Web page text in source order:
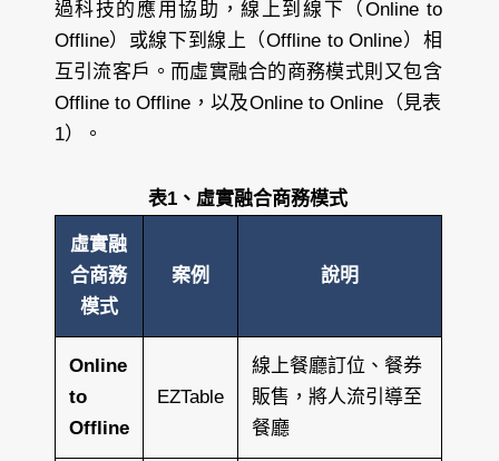
過科技的應用協助，線上到線下（Online to
Offline）或線下到線上（Offline to Online）相
互引流客戶。而虛實融合的商務模式則又包含
Offline to Offline，以及Online to Online（見表
1）。
表1、虛實融合商務模式
虛實融
合商務
模式
案例 說明
Online
to
Offline
EZTable
線上餐廳訂位、餐券
販售，將人流引導至
餐廳